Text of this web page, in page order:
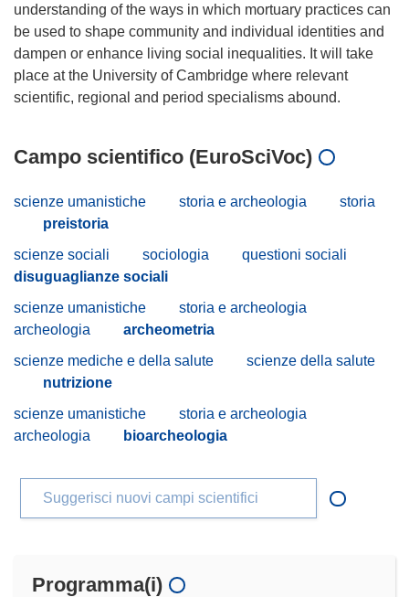
understanding of the ways in which mortuary practices can
be used to shape community and individual identities and
dampen or enhance living social inequalities. It will take
place at the University of Cambridge where relevant
Campo scientifico (EuroSciVoc)
scienze umanistiche storia e archeologia
storia
preistoria
scienze sociali
sociologia
questioni sociali
disuguaglianze sociali
scienze umanistiche
storia e archeologia
archeologia
archeometria
scienze mediche e della salute
scienze della salute
nutrizione
scienze umanistiche
storia e archeologia
archeologia
bioarcheologia
Suggerisci nuovi campi scientifici
Programma(i)